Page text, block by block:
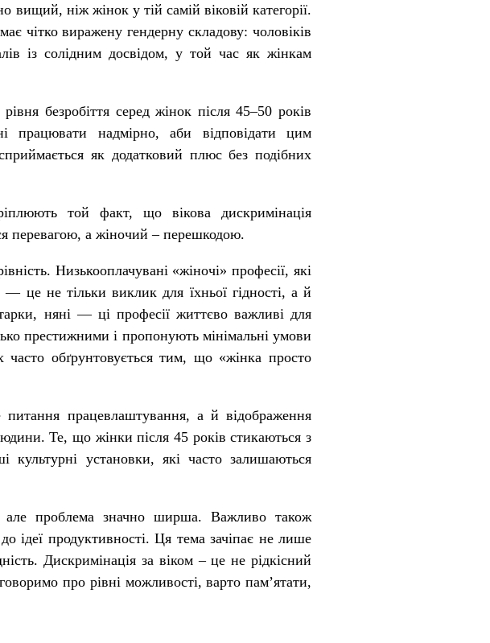
вищий, ніж жінок у тій самій віковій категорії.
чітко виражену гендерну складову: чоловіків
із солідним досвідом, у той час як жінкам
безробіття серед жінок після 45–50 років
працювати надмірно, аби відповідати цим
як додатковий плюс без подібних
той факт, що вікова дискримінація
перевагою, а жіночий – перешкодою.
Низькооплачувані «жіночі» професії, які
це не тільки виклик для їхньої гідності, а й
няні — ці професії життєво важливі для
престижними і пропонують мінімальні умови
обґрунтовується тим, що «жінка просто
працевлаштування, а й відображення
Те, що жінки після 45 років стикаються з
установки, які часто залишаються
але проблема значно ширша. Важливо також
ідеї продуктивності. Ця тема зачіпає не лише
Дискримінація за віком – це не рідкісний
про рівні можливості, варто пам’ятати,